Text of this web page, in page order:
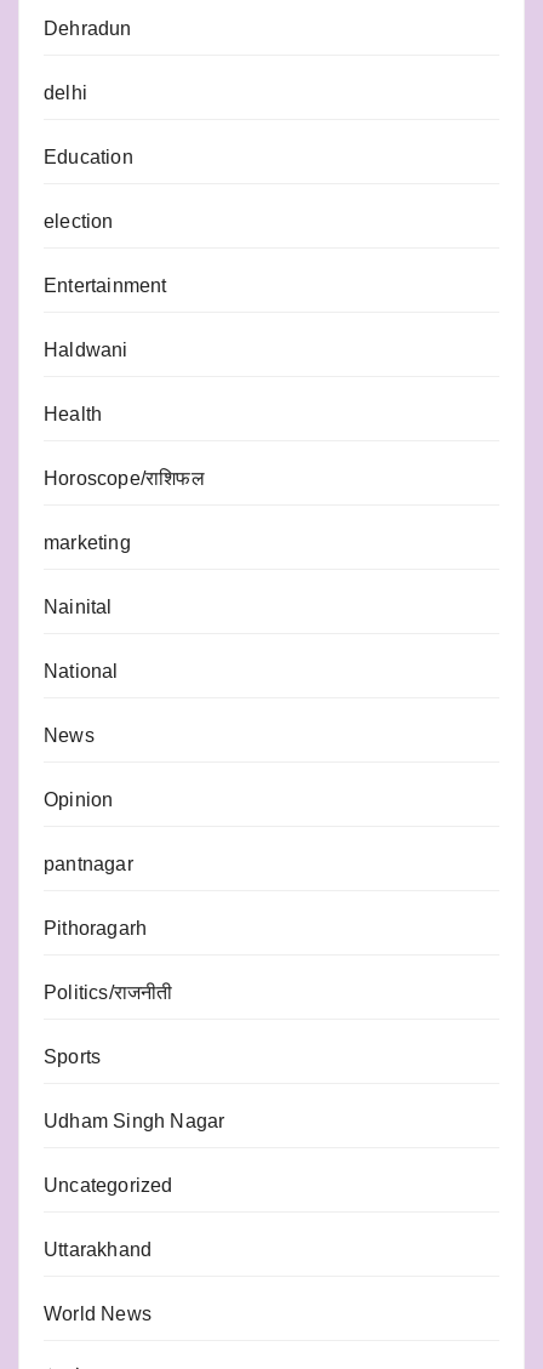
Dehradun
delhi
Education
election
Entertainment
Haldwani
Health
Horoscope/राशिफल
marketing
Nainital
National
News
Opinion
pantnagar
Pithoragarh
Politics/राजनीती
Sports
Udham Singh Nagar
Uncategorized
Uttarakhand
World News